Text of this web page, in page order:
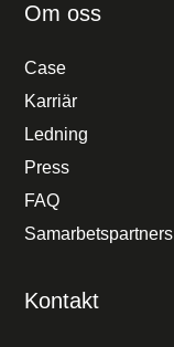
Om oss
Case
Karriär
Ledning
Press
FAQ
Samarbetspartners
Kontakt